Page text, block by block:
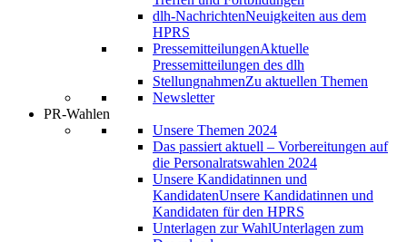
dlh-NachrichtenNeuigkeiten aus dem
HPRS
PressemitteilungenAktuelle
Pressemitteilungen des dlh
StellungnahmenZu aktuellen Themen
Newsletter
PR-Wahlen
Unsere Themen 2024
Das passiert aktuell – Vorbereitungen auf
die Personalratswahlen 2024
Unsere Kandidatinnen und
KandidatenUnsere Kandidatinnen und
Kandidaten für den HPRS
Unterlagen zur WahlUnterlagen zum